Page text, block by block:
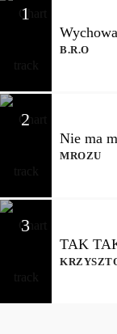
1
B.R.O
2
Nie ma
MROZU
3
TAK